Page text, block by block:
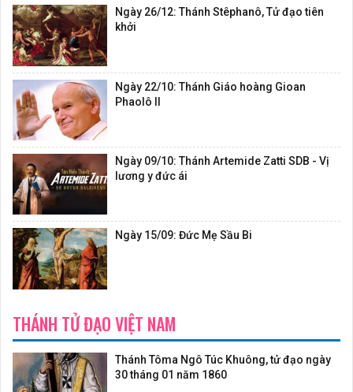
Ngày 26/12: Thánh Stêphanô, Tử đạo tiên
khởi
Ngày 22/10: Thánh Giáo hoàng Gioan
Phaolô II
Ngày 09/10: Thánh Artemide Zatti SDB - Vị
lương y đức ái
Ngày 15/09: Đức Mẹ Sầu Bi
THÁNH TỬ ĐẠO VIỆT NAM
Thánh Tôma Ngô Túc Khuông, tử đạo ngày
30 tháng 01 năm 1860